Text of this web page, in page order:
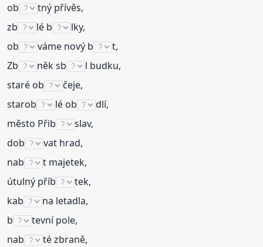
ob
tný přívěs,
zb
lé b
lky,
ob
váme nový b
t,
Zb
něk sb
l budku,
staré ob
čeje,
starob
lé ob
dlí,
město Přib
slav,
dob
vat hrad,
nab
t majetek,
útulný příb
tek,
kab
na letadla,
b
tevní pole,
nab
té zbraně,